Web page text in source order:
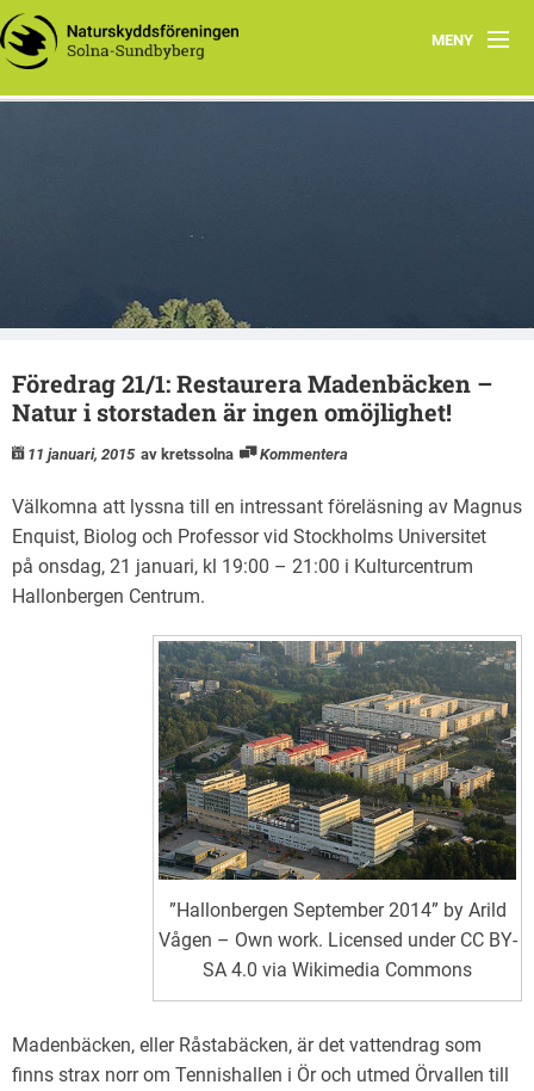
MENY
Hem
Dokument
Kontakta oss
Föredrag 21/1: Restaurera Madenbäcken –
Natur i storstaden är ingen omöjlighet!
11 januari, 2015 av kretssolna Kommentera
Välkomna att lyssna till en intressant föreläsning av Magnus
Enquist, Biolog och Professor vid Stockholms Universitet
på onsdag, 21 januari, kl 19:00 – 21:00 i Kulturcentrum
Hallonbergen Centrum.
”Hallonbergen September 2014” by Arild
Vågen – Own work. Licensed under CC BY-
SA 4.0 via Wikimedia Commons
Madenbäcken, eller Råstabäcken, är det vattendrag som
finns strax norr om Tennishallen i Ör och utmed Örvallen till